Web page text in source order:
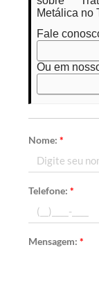
Metálica no
Fale
Ou em
Nome:*
Telefone:*
Mensagem:*